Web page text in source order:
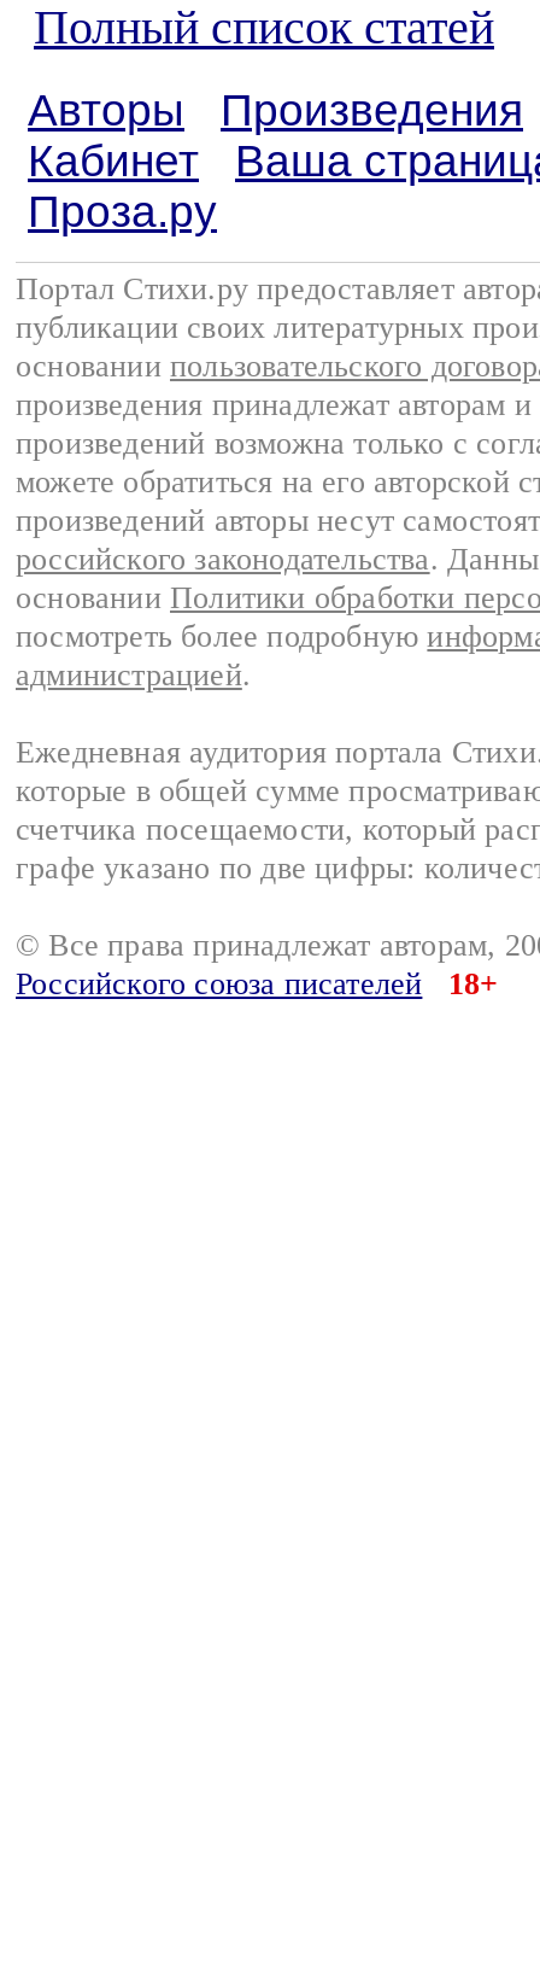
Полный список статей
Авторы
Произведения
Кабинет
Ваша
Проза.ру
Портал Стихи.ру предоставляет
публикации своих литературных
основании пользовательского
произведения принадлежат авторам
произведений возможна только с
можете обратиться на его авторской
произведений авторы несут
российского законодательства.
основании Политики обработки
посмотреть более подробную
администрацией.
Ежедневная аудитория портала
которые в общей сумме
счетчика посещаемости, который
графе указано по две цифры:
© Все права принадлежат авторам,
Российского союза писателей
18+